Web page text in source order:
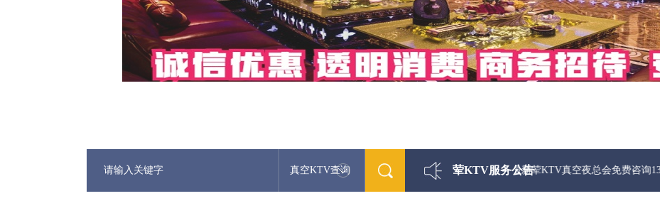
真空KTV查询 荤KTV服务公告
最新荤KTV真空夜总会免费咨询1312 0333301